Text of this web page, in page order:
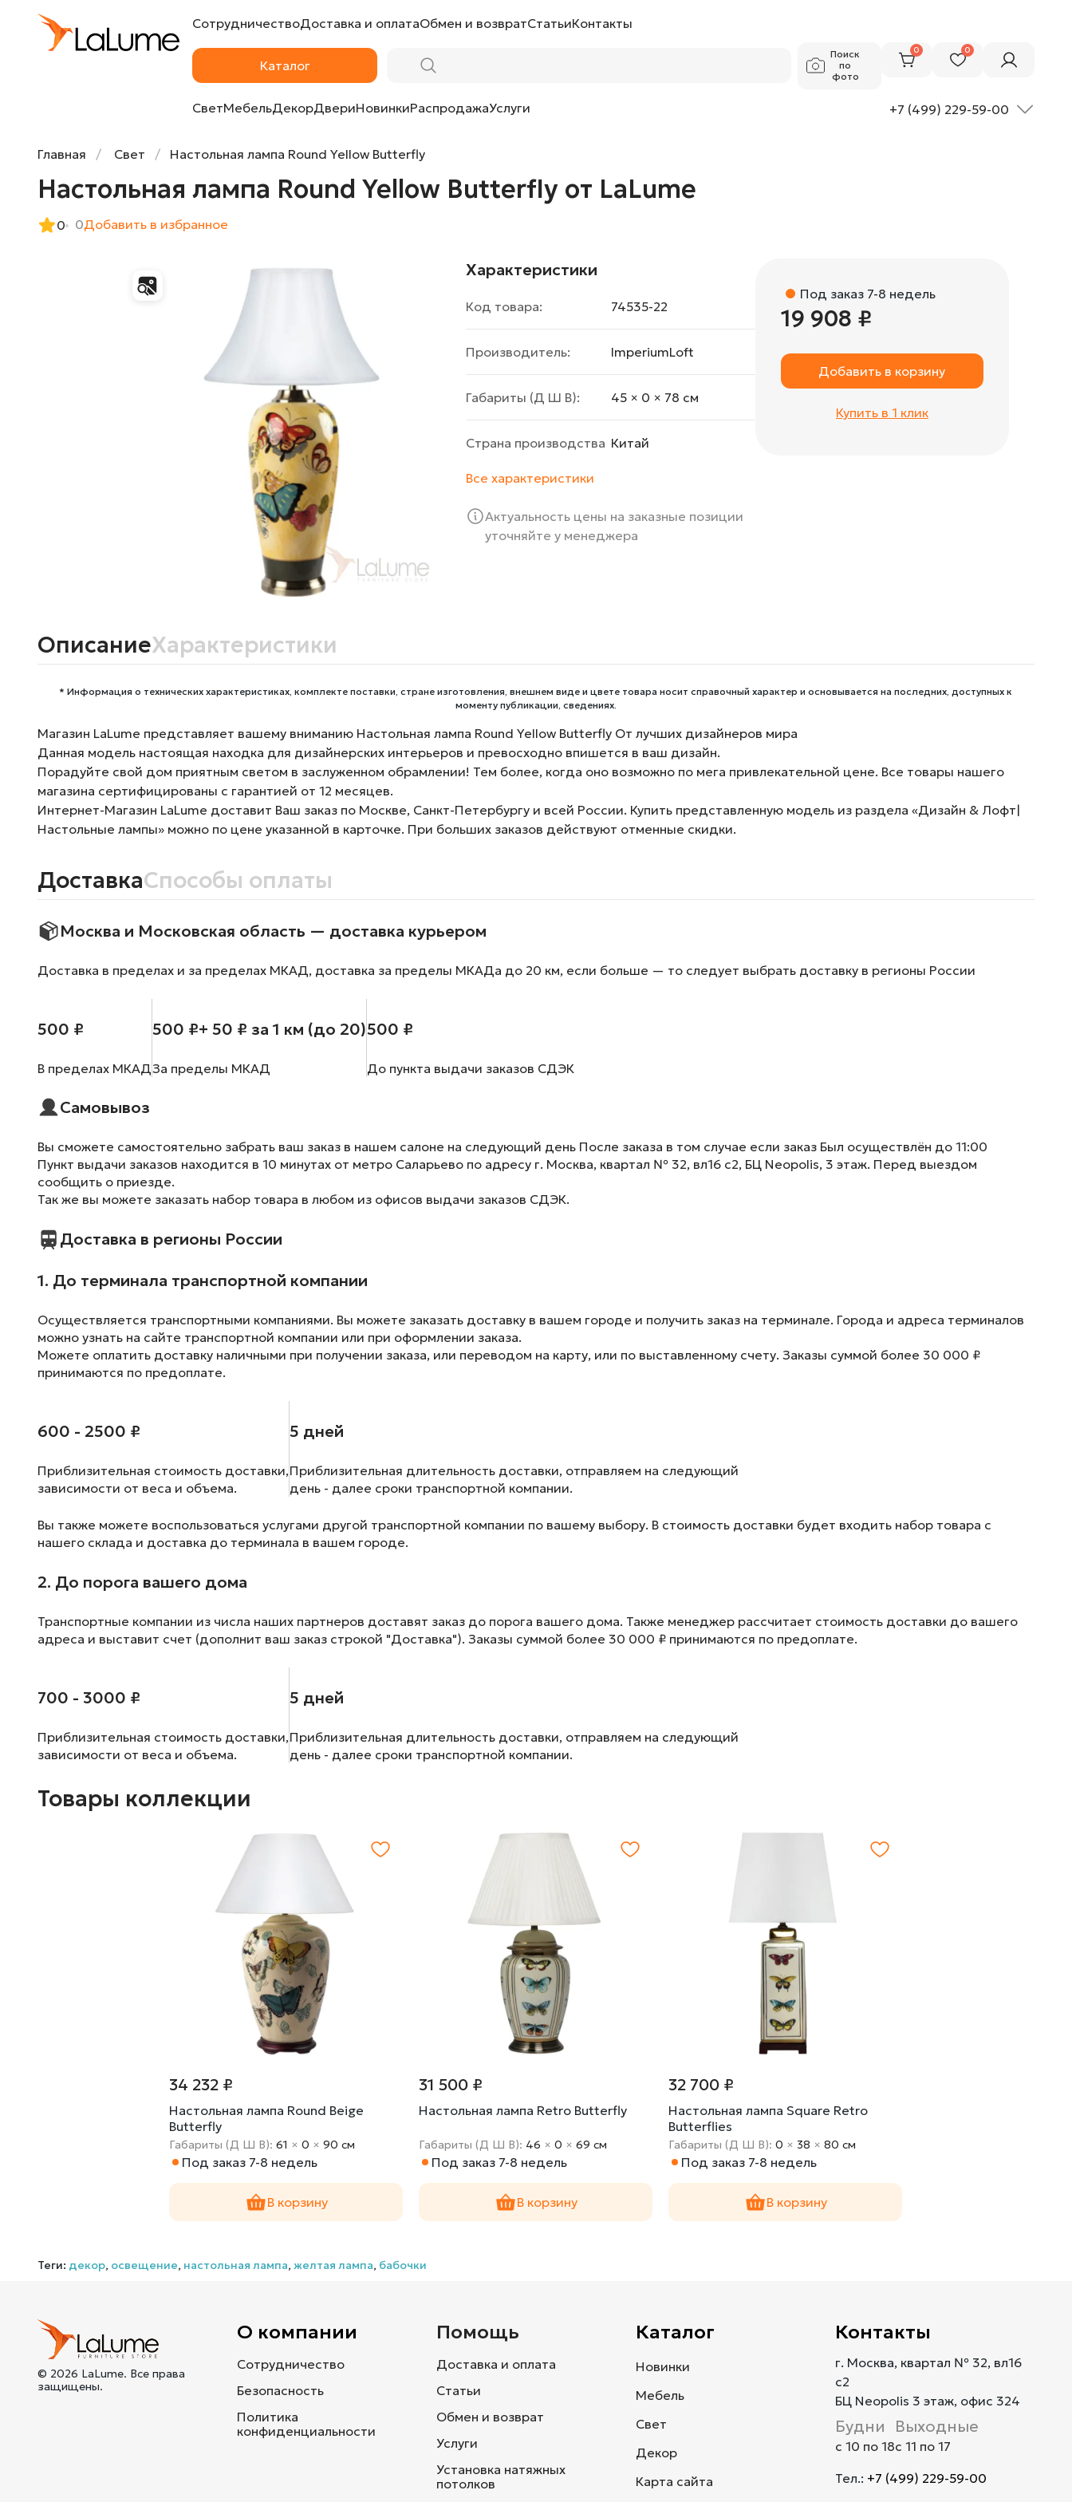
СотрудничествоДоставка и оплатаОбмен и возвратСтатьиКонтакты
Каталог
Поиск
по
фото
0 0
СветМебельДекорДвериНовинкиРаспродажаУслуги +7 (499) 229-59-00
Главная Свет Настольная лампа Round Yellow Butterfly
Настольная лампа Round Yellow Butterfly от LaLume
0 0Добавить в избранное
Характеристики
Код товара: 74535-22
Производитель: ImperiumLoft
Габариты (Д Ш В): 45 × 0 × 78 cм
Страна производства Китай
Все характеристики
Актуальность цены на заказные позиции
уточняйте у менеджера
Под заказ 7-8 недель
19 908 ₽
Добавить в корзину
Купить в 1 клик
ОписаниеХарактеристики
* Информация о технических характеристиках, комплекте поставки, стране изготовления, внешнем виде и цвете товара носит справочный характер и основывается на последних, доступных к
моменту публикации, сведениях.
Магазин LaLume представляет вашему вниманию Настольная лампа Round Yellow Butterfly От лучших дизайнеров мира
Данная модель настоящая находка для дизайнерских интерьеров и превосходно впишется в ваш дизайн.
Порадуйте свой дом приятным светом в заслуженном обрамлении! Тем более, когда оно возможно по мега привлекательной цене. Все товары нашего
магазина сертифицированы с гарантией от 12 месяцев.
Интернет-Магазин LaLume доставит Ваш заказ по Москве, Санкт-Петербургу и всей России. Купить представленную модель из раздела «Дизайн & Лофт|
Настольные лампы» можно по цене указанной в карточке. При больших заказов действуют отменные скидки.
ДоставкаСпособы оплаты
Москва и Московская область — доставка курьером
Доставка в пределах и за пределах МКАД, доставка за пределы МКАДа до 20 км, если больше — то следует выбрать доставку в регионы России
500 ₽
В пределах МКАД
500 ₽+ 50 ₽ за 1 км (до 20)
За пределы МКАД
500 ₽
До пункта выдачи заказов СДЭК
Самовывоз
Вы сможете самостоятельно забрать ваш заказ в нашем салоне на следующий день После заказа в том случае если заказ Был осуществлён до 11:00
Пункт выдачи заказов находится в 10 минутах от метро Саларьево по адресу г. Москва, квартал № 32, вл16 с2, БЦ Neopolis, 3 этаж. Перед выездом
сообщить о приезде.
Так же вы можете заказать набор товара в любом из офисов выдачи заказов СДЭК.
Доставка в регионы России
1. До терминала транспортной компании
Осуществляется транспортными компаниями. Вы можете заказать доставку в вашем городе и получить заказ на терминале. Города и адреса терминалов
можно узнать на сайте транспортной компании или при оформлении заказа.
Можете оплатить доставку наличными при получении заказа, или переводом на карту, или по выставленному счету. Заказы суммой более 30 000 ₽
принимаются по предоплате.
600 - 2500 ₽
Приблизительная стоимость доставки,
зависимости от веса и объема.
5 дней
Приблизительная длительность доставки, отправляем на следующий
день - далее сроки транспортной компании.
Вы также можете воспользоваться услугами другой транспортной компании по вашему выбору. В стоимость доставки будет входить набор товара с
нашего склада и доставка до терминала в вашем городе.
2. До порога вашего дома
Транспортные компании из числа наших партнеров доставят заказ до порога вашего дома. Также менеджер рассчитает стоимость доставки до вашего
адреса и выставит счет (дополнит ваш заказ строкой "Доставка"). Заказы суммой более 30 000 ₽ принимаются по предоплате.
700 - 3000 ₽
Приблизительная стоимость доставки,
зависимости от веса и объема.
5 дней
Приблизительная длительность доставки, отправляем на следующий
день - далее сроки транспортной компании.
Товары коллекции
34 232 ₽
Настольная лампа Round Beige
Butterfly
Габариты (Д Ш В):61 ×0 ×90 cм
Под заказ 7-8 недель
В корзину
31 500 ₽
Настольная лампа Retro Butterfly
Габариты (Д Ш В): 46 ×0 ×69 cм
Под заказ 7-8 недель
В корзину
32 700 ₽
Настольная лампа Square Retro
Butterflies
Габариты (Д Ш В):0 × 38 ×80 cм
Под заказ 7-8 недель
В корзину
Настольная лампа Round Yellow Butterfly от LaLume
Теги: декор, освещение, настольная лампа,желтая лампа, бабочки
© 2026 LaLume. Все права
защищены.
О компании
Сотрудничество
Безопасность
Политика
конфиденциальности
Помощь
Доставка и оплата
Статьи
Обмен и возврат
Услуги
Установка натяжных
потолков
Каталог
Новинки
Мебель
Свет
Декор
Карта сайта
Контакты
г. Москва, квартал № 32, вл16
с2
БЦ Neopolis 3 этаж, офис 324
Будни
с 10 по 18
Выходные
с 11 по 17
Тел.: +7 (499) 229-59-00